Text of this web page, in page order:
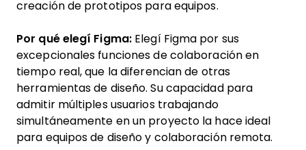
creación de prototipos para equipos.
Por qué elegí Figma: Elegí Figma por sus
excepcionales funciones de colaboración en
tiempo real, que la diferencian de otras
herramientas de diseño. Su capacidad para
admitir múltiples usuarios trabajando
simultáneamente en un proyecto la hace ideal
para equipos de diseño y colaboración remota.